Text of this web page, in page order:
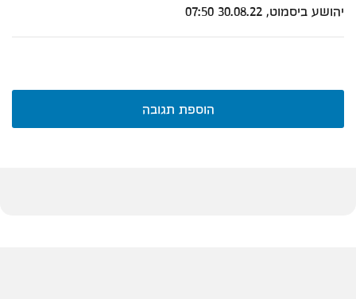
יהושע ביסמוט, 30.08.22 07:50
הוספת תגובה